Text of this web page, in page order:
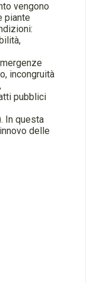
vengono
piante
incongruità
pubblici
In questa
delle